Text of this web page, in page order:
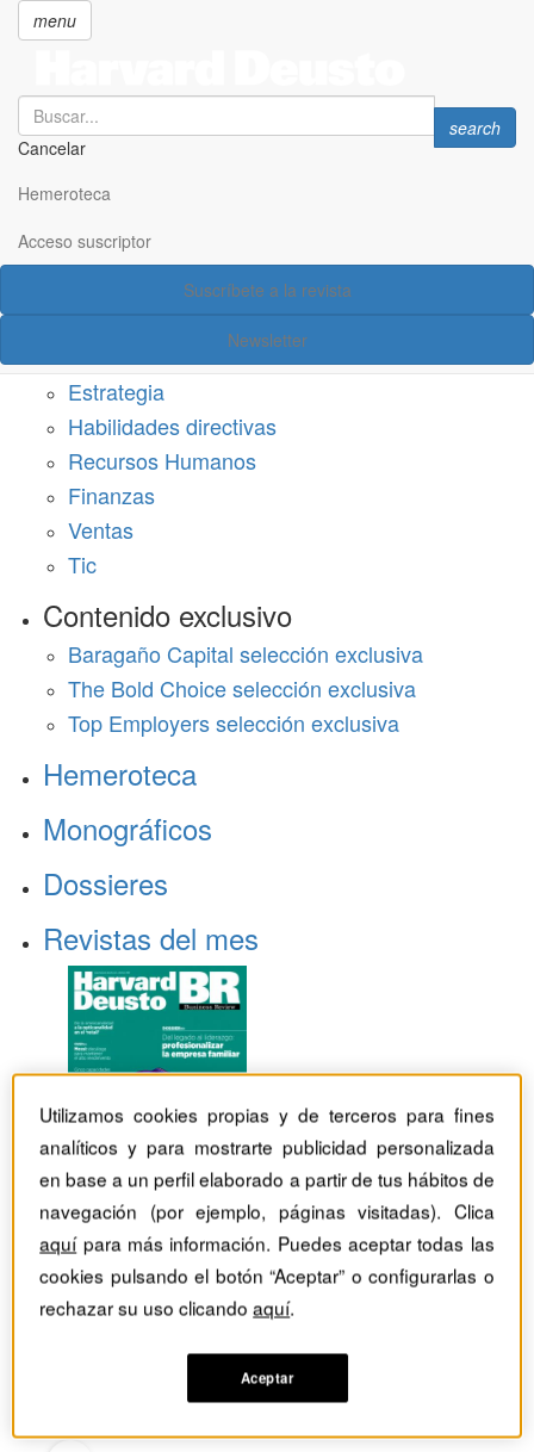
principal
menu
Search
Cancelar
Search
search
Hemeroteca
Acceso suscriptor
Suscríbete a la revista
Newsletter
Acceso suscriptor
Estrategia
Habilidades directivas
Recursos Humanos
Finanzas
Ventas
Tic
Contenido exclusivo
Baragaño Capital selección exclusiva
The Bold Choice selección exclusiva
Top Employers selección exclusiva
Hemeroteca
Monográficos
Dossieres
Revistas del mes
Utilizamos cookies propias y de terceros para fines
analíticos y para mostrarte publicidad personalizada
en base a un perfil elaborado a partir de tus hábitos de
navegación (por ejemplo, páginas visitadas). Clica
aquípara más información. Puedes aceptar todas las
cookies pulsando el botón “Aceptar” o configurarlas o
rechazar su uso clicandoaquí.
Aceptar